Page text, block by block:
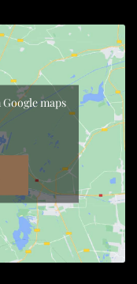
maps